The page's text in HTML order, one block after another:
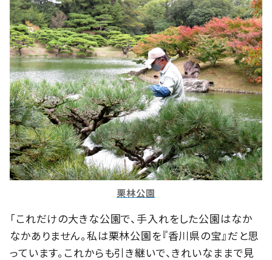
栗林公園
「これだけの大きな公園で、手入れをした公園はなか
なかありません。私は栗林公園を『香川県の宝』だと思
っています。これからも引き継いで、きれいなままで見